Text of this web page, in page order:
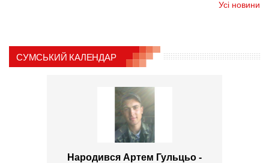
Усі новини
СУМСЬКИЙ КАЛЕНДАР
Народився Артем Гульцьо -